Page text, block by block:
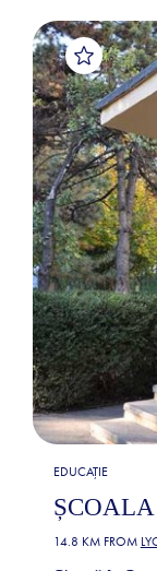
EDUCAȚIE
14.8 KM FROM